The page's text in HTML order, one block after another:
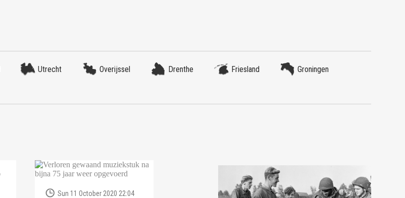
Utrecht Overijssel Drenthe Friesland
Groningen
Sun 11 October 2020 22:04